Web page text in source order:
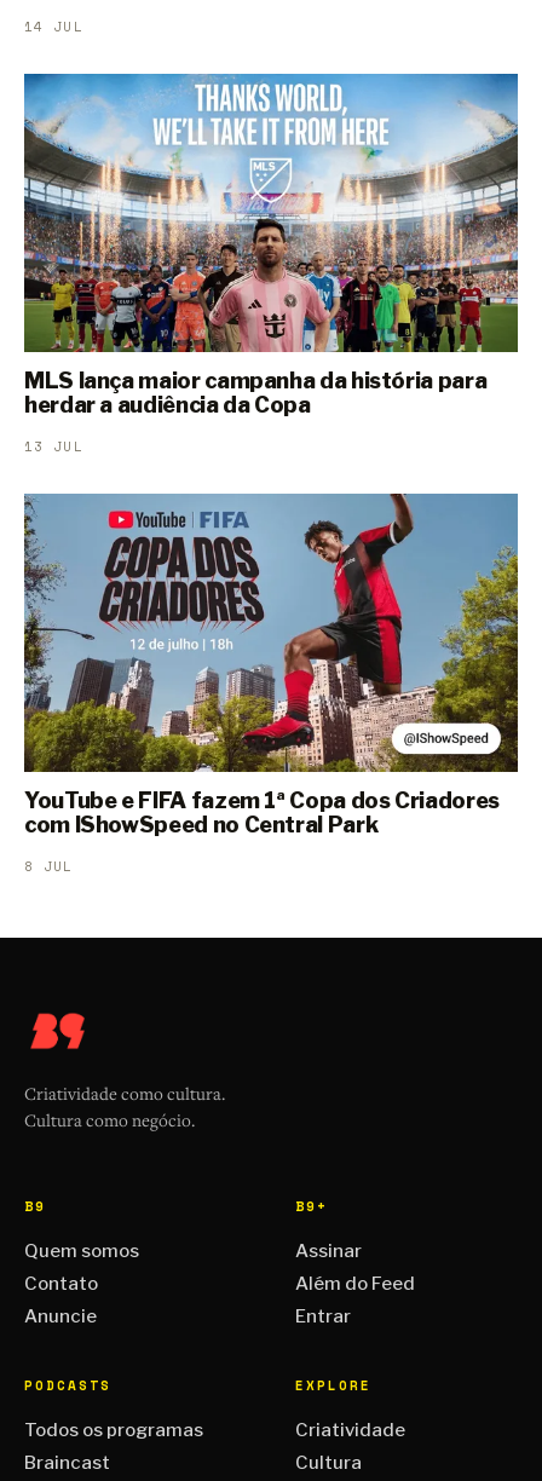
14 JUL
MLS lança maior campanha da história para
herdar a audiência da Copa
13 JUL
YouTube e FIFA fazem 1ª Copa dos Criadores
com IShowSpeed no Central Park
8 JUL
Criatividade como cultura.
Cultura como negócio.
B9
Quem somos
Contato
Anuncie
B9+
Assinar
Além do Feed
Entrar
PODCASTS
Todos os programas
Braincast
EXPLORE
Criatividade
Cultura